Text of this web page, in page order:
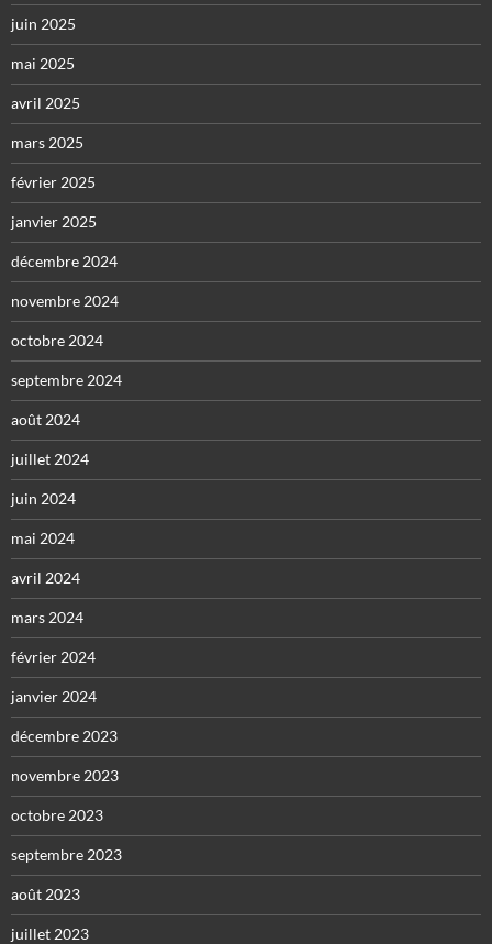
juin 2025
mai 2025
avril 2025
mars 2025
février 2025
janvier 2025
décembre 2024
novembre 2024
octobre 2024
septembre 2024
août 2024
juillet 2024
juin 2024
mai 2024
avril 2024
mars 2024
février 2024
janvier 2024
décembre 2023
novembre 2023
octobre 2023
septembre 2023
août 2023
juillet 2023